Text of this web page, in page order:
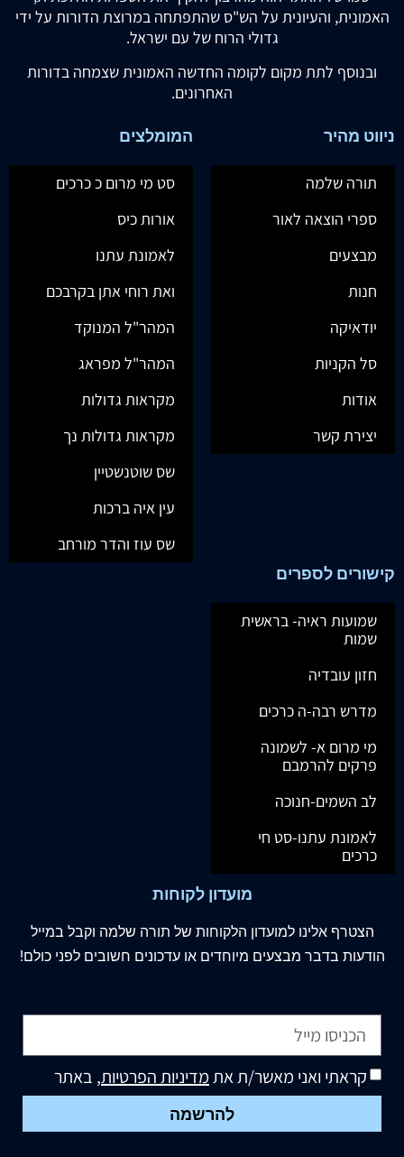
האמונית, והעיונית על הש"ס שהתפתחה במרוצת הדורות על ידי
גדולי הרוח של עם ישראל.
ובנוסף לתת מקום לקומה החדשה האמונית שצמחה בדורות
האחרונים.
ניווט מהיר
תורה שלמה
ספרי הוצאה לאור
מבצעים
חנות
יודאיקה
סל הקניות
אודות
יצירת קשר
המומלצים
סט מי מרום כ כרכים
אורות כיס
לאמונת עתנו
ואת רוחי אתן בקרבכם
המהר"ל המנוקד
המהר"ל מפראג
מקראות גדולות
מקראות גדולות נך
שס שוטנשטיין
עין איה ברכות
שס עוז והדר מורחב
קישורים לספרים
שמועות ראיה- בראשית
שמות
חזון עובדיה
מדרש רבה-ה כרכים
מי מרום א- לשמונה
פרקים להרמבם
לב השמים-חנוכה
לאמונת עתנו-סט חי
כרכים
מועדון לקוחות
הצטרף אלינו למועדון הלקוחות של תורה שלמה וקבל במייל
הודעות בדבר מבצעים מיוחדים או עדכונים חשובים לפני כולם!
קראתי ואני מאשר/ת אתמדיניות הפרטיות, באתר
להרשמה